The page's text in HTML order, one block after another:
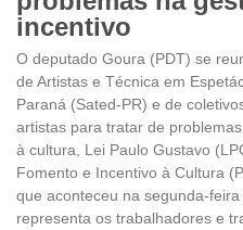
incentivo
O deputado Goura (PDT) se
de Artistas e Técnica em
Paraná (Sated-PR) e de
artistas para tratar de
à cultura, Lei Paulo Gustavo
Fomento e Incentivo à Cultura
que aconteceu na segunda-
representa os trabalhadores e